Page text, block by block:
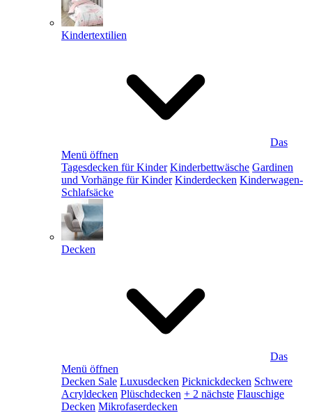
Kindertextilien
Das
Menü öffnen
Tagesdecken für Kinder Kinderbettwäsche Gardinen
und Vorhänge für Kinder Kinderdecken Kinderwagen-
Schlafsäcke
Decken
Das
Menü öffnen
Decken Sale Luxusdecken Picknickdecken Schwere
Acryldecken Plüschdecken + 2 nächste Flauschige
Decken Mikrofaserdecken